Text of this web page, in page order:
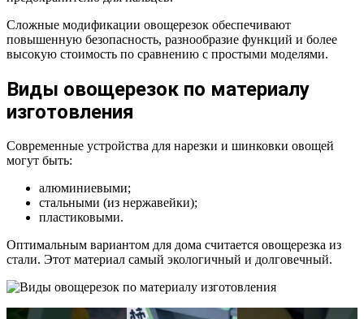
Сложные модификации овощерезок обеспечивают
повышенную безопасность, разнообразие функций и более
высокую стоимость по сравнению с простыми моделями.
Виды овощерезок по материалу
изготовления
Современные устройства для нарезки и шинковки овощей
могут быть:
алюминиевыми;
стальными (из нержавейки);
пластиковыми.
Оптимальным вариантом для дома считается овощерезка из
стали. Этот материал самый экологичный и долговечный.